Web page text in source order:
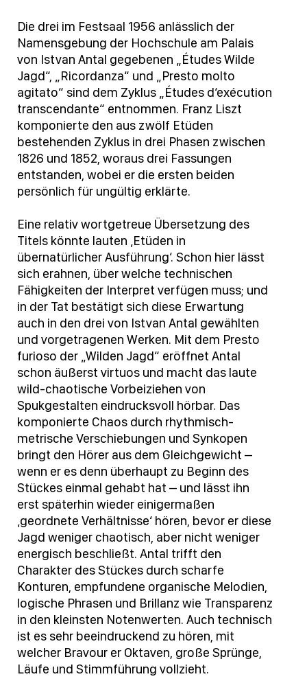
Die drei im Festsaal 1956 anlässlich der
Namensgebung der Hochschule am Palais
von Istvan Antal gegebenen „Études Wilde
Jagd“, „Ricordanza“ und „Presto molto
agitato“ sind dem Zyklus „Études d‘exécution
transcendante“ entnommen. Franz Liszt
komponierte den aus zwölf Etüden
bestehenden Zyklus in drei Phasen zwischen
1826 und 1852, woraus drei Fassungen
entstanden, wobei er die ersten beiden
persönlich für ungültig erklärte.
Eine relativ wortgetreue Übersetzung des
Titels könnte lauten ‚Etüden in
übernatürlicher Ausführung‘. Schon hier lässt
sich erahnen, über welche technischen
Fähigkeiten der Interpret verfügen muss; und
in der Tat bestätigt sich diese Erwartung
auch in den drei von Istvan Antal gewählten
und vorgetragenen Werken. Mit dem Presto
furioso der „Wilden Jagd“ eröffnet Antal
schon äußerst virtuos und macht das laute
wild-chaotische Vorbeiziehen von
Spukgestalten eindrucksvoll hörbar. Das
komponierte Chaos durch rhythmisch-
metrische Verschiebungen und Synkopen
bringt den Hörer aus dem Gleichgewicht –
wenn er es denn überhaupt zu Beginn des
Stückes einmal gehabt hat – und lässt ihn
erst späterhin wieder einigermaßen
‚geordnete Verhältnisse‘ hören, bevor er diese
Jagd weniger chaotisch, aber nicht weniger
energisch beschließt. Antal trifft den
Charakter des Stückes durch scharfe
Konturen, empfundene organische Melodien,
logische Phrasen und Brillanz wie Transparenz
in den kleinsten Notenwerten. Auch technisch
ist es sehr beeindruckend zu hören, mit
welcher Bravour er Oktaven, große Sprünge,
Läufe und Stimmführung vollzieht.